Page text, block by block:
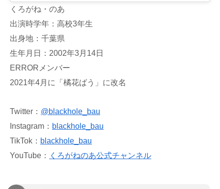
くろがね・のあ
出演時学年：高校3年生
出身地：千葉県
生年月日：2002年3月14日
ERRORメンバー
2021年4月に「橘花ばう」に改名
Twitter： @blackhole_bau
Instagram： blackhole_bau
TikTok： blackhole_bau
YouTube：
くろがねのあ公式チャンネル